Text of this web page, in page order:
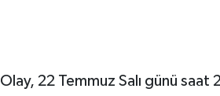
Olay, 22 Temmuz Salı günü saat